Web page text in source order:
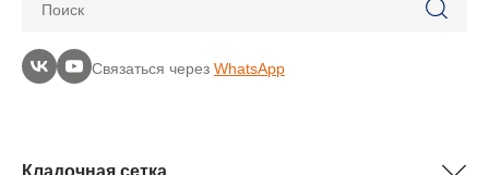
Поиск
Связаться через WhatsApp
Кладочная сетка